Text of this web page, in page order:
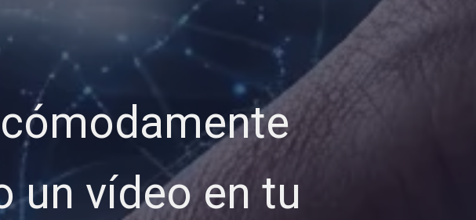
un vídeo en tu